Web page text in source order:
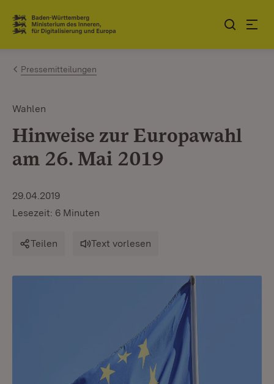
Zum Inhalt springen
Link zur Startseite
Pressemitteilungen
Wahlen
Hinweise zur Europawahl
am 26. Mai 2019
29.04.2019
Lesezeit: 6 Minuten
Teilen Text vorlesen